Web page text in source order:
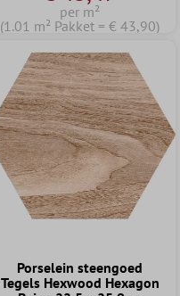
per m²
(1.01 m² Pakket = € 43,90)
Porselein steengoed
Tegels Hexwood Hexagon